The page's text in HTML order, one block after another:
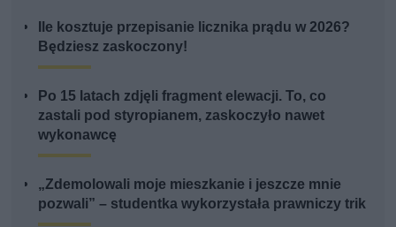
Ile kosztuje przepisanie licznika prądu w 2026?
Będziesz zaskoczony!
Po 15 latach zdjęli fragment elewacji. To, co
zastali pod styropianem, zaskoczyło nawet
wykonawcę
„Zdemolowali moje mieszkanie i jeszcze mnie
pozwali” – studentka wykorzystała prawniczy trik